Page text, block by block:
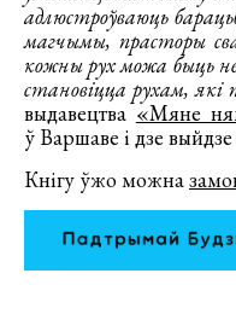
адлюстроўваюць
магчымы, прасторы
кожны рух можа быць
становіцца рухам,
выдавецтва«Мяне
ў Варшаве і дзе выйдзе
Кнігу ўжо можна